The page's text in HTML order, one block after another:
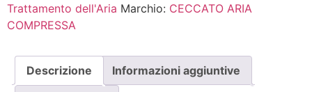
Trattamento dell'Aria Marchio: CECCATO ARIA
COMPRESSA
Descrizione Informazioni aggiuntive